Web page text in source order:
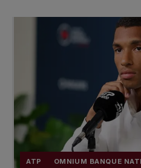
ATP OMNIUM BANQUE